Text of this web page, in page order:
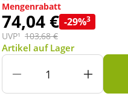
Mengenrabatt
74,04 € -29%3
UVP¹ 103,68 €
Artikel auf Lager